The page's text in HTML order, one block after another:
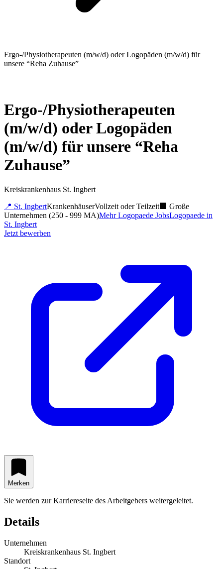
Ergo-/Physiotherapeuten (m/w/d) oder Logopäden (m/w/d) für
unsere “Reha Zuhause”
Ergo-/Physiotherapeuten
(m/w/d) oder Logopäden
(m/w/d) für unsere “Reha
Zuhause”
Kreiskrankenhaus St. Ingbert
📍 St. IngbertKrankenhäuserVollzeit oder Teilzeit🏢 Große
Unternehmen (250 - 999 MA)MehrLogopaede JobsLogopaede in
St. Ingbert
Jetzt bewerben
Merken
Sie werden zur Karriereseite des Arbeitgebers weitergeleitet.
Details
Unternehmen
Kreiskrankenhaus St. Ingbert
Standort